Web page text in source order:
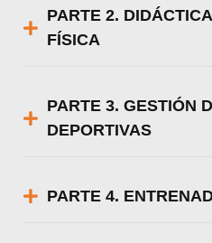
PARTE 2.
FÍSICA
PARTE 3. GESTIÓN
DEPORTIVAS
PARTE 4.